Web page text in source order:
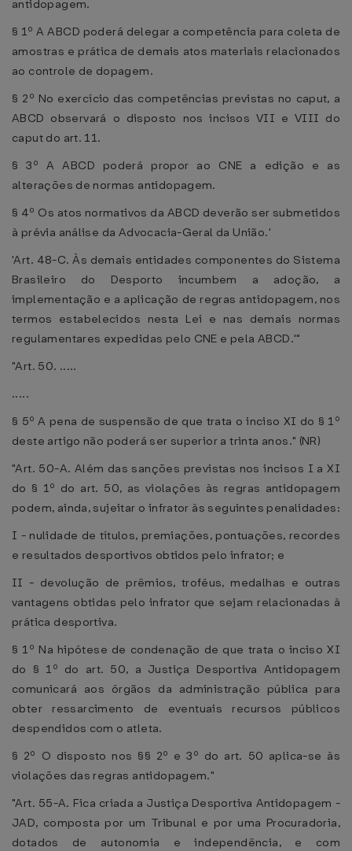
antidopagem.
§ 1º A ABCD poderá delegar a competência para coleta de
amostras e prática de demais atos materiais relacionados
ao controle de dopagem.
§ 2º No exercício das competências previstas no caput, a
ABCD observará o disposto nos incisos VII e VIII do
caput do art. 11.
§ 3º A ABCD poderá propor ao CNE a edição e as
alterações de normas antidopagem.
§ 4º Os atos normativos da ABCD deverão ser submetidos
à prévia análise da Advocacia-Geral da União.'
'Art. 48-C. Às demais entidades componentes do Sistema
Brasileiro do Desporto incumbem a adoção, a
implementação e a aplicação de regras antidopagem, nos
termos estabelecidos nesta Lei e nas demais normas
regulamentares expedidas pelo CNE e pela ABCD.'"
"Art. 50. .....
.....
§ 5º A pena de suspensão de que trata o inciso XI do § 1º
deste artigo não poderá ser superior a trinta anos." (NR)
"Art. 50-A. Além das sanções previstas nos incisos I a XI
do § 1º do art. 50, as violações às regras antidopagem
podem, ainda, sujeitar o infrator às seguintes penalidades:
I - nulidade de títulos, premiações, pontuações, recordes
e resultados desportivos obtidos pelo infrator; e
II - devolução de prêmios, troféus, medalhas e outras
vantagens obtidas pelo infrator que sejam relacionadas à
prática desportiva.
§ 1º Na hipótese de condenação de que trata o inciso XI
do § 1º do art. 50, a Justiça Desportiva Antidopagem
comunicará aos órgãos da administração pública para
obter ressarcimento de eventuais recursos públicos
despendidos com o atleta.
§ 2º O disposto nos §§ 2º e 3º do art. 50 aplica-se às
violações das regras antidopagem."
"Art. 55-A. Fica criada a Justiça Desportiva Antidopagem -
JAD, composta por um Tribunal e por uma Procuradoria,
dotados de autonomia e independência, e com